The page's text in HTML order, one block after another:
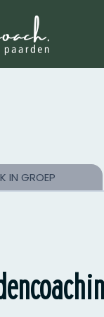
IN GROEP